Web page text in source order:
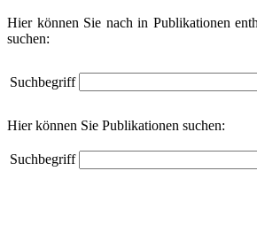
Hier können Sie nach in Publikationen
suchen:
Suchbegriff
Hier können Sie Publikationen suchen:
Suchbegriff